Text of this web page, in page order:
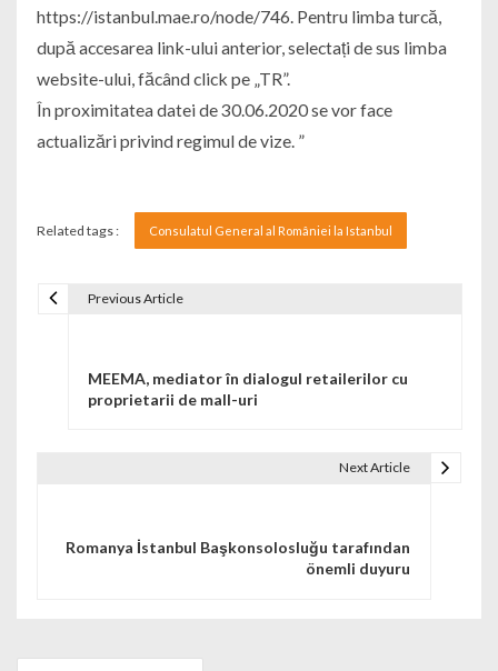
https://istanbul.mae.ro/node/746. Pentru limba turcă,
după accesarea link-ului anterior, selectați de sus limba
website-ului, făcând click pe „TR”.
În proximitatea datei de 30.06.2020 se vor face
actualizări privind regimul de vize. ”
Related tags : Consulatul General al României la Istanbul
Previous Article
MEEMA, mediator în dialogul retailerilor cu
proprietarii de mall-uri
Next Article
Romanya İstanbul Başkonsolosluğu tarafından
önemli duyuru